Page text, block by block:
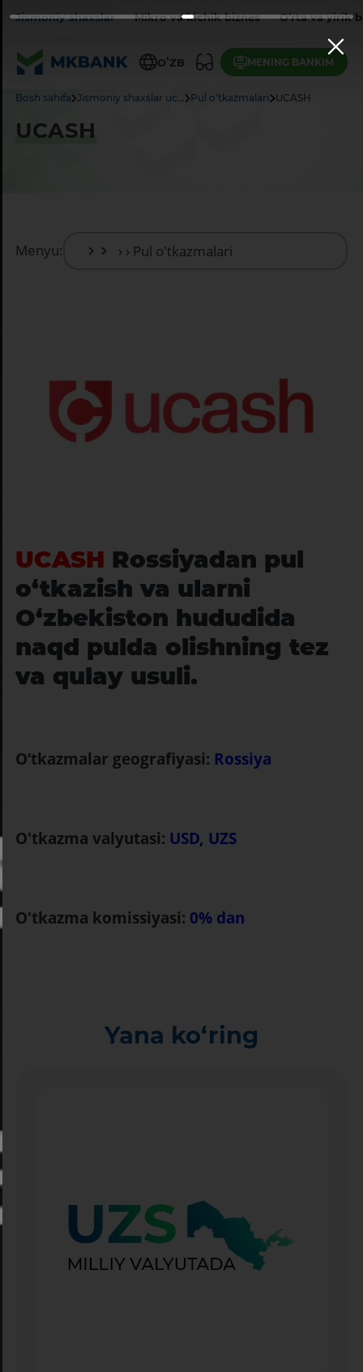
Jismoniy shaxslar Mikro va kichik biznes O‘rta va yirik
OʻZB MENING BANKIM
Bosh sahifa Jismoniy shaxslar uc... Pul o'tkazmalari UCASH
UCASH
Menyu:
UCASH Rossiyadan pul
o‘tkazish va ularni
O‘zbekiston hududida
naqd pulda olishning tez
va qulay usuli.
O‘tkazmalar geografiyasi: Rossiya
O'tkazma valyutasi: USD, UZS
O'tkazma komissiyasi: 0% dan
Yana ko‘ring